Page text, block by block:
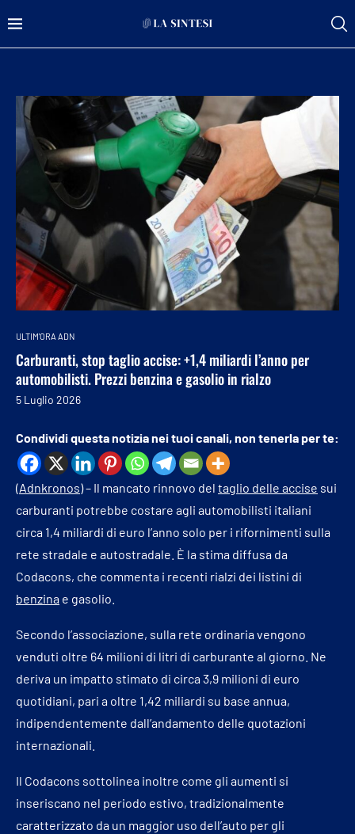
ULTIM'ORA ADN
Carburanti, stop taglio accise: +1,4 miliardi l’anno per
automobilisti. Prezzi benzina e gasolio in rialzo
5 Luglio 2026
Condividi questa notizia nei tuoi canali, non tenerla per te:
(Adnkronos) – Il mancato rinnovo del taglio delle accise sui
carburanti potrebbe costare agli automobilisti italiani
circa 1,4 miliardi di euro l’anno solo per i rifornimenti sulla
rete stradale e autostradale. È la stima diffusa da
Codacons, che commenta i recenti rialzi dei listini di
benzina e gasolio.
Secondo l’associazione, sulla rete ordinaria vengono
venduti oltre 64 milioni di litri di carburante al giorno. Ne
deriva un impatto stimato di circa 3,9 milioni di euro
quotidiani, pari a oltre 1,42 miliardi su base annua,
indipendentemente dall’andamento delle quotazioni
internazionali.
Il Codacons sottolinea inoltre come gli aumenti si
inseriscano nel periodo estivo, tradizionalmente
caratterizzato da un maggior uso dell’auto per gli